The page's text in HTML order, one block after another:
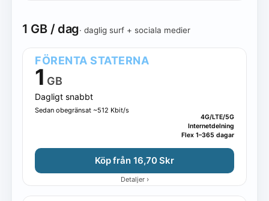
1 GB / dag· daglig surf + sociala medier
FÖRENTA STATERNA
1 GB
Dagligt snabbt
Sedan obegränsat ~512 Kbit/s
4G/LTE/5G
Internetdelning
Flex 1–365 dagar
Köp från 16,70 Skr
Detaljer ›